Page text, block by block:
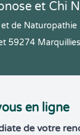
et Chi
de Naturopathie
59274 Marquillies
en ligne
de votre